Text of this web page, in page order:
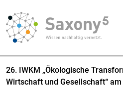
26. IWKM „Ökologische
Wirtschaft und Gesellschaft“